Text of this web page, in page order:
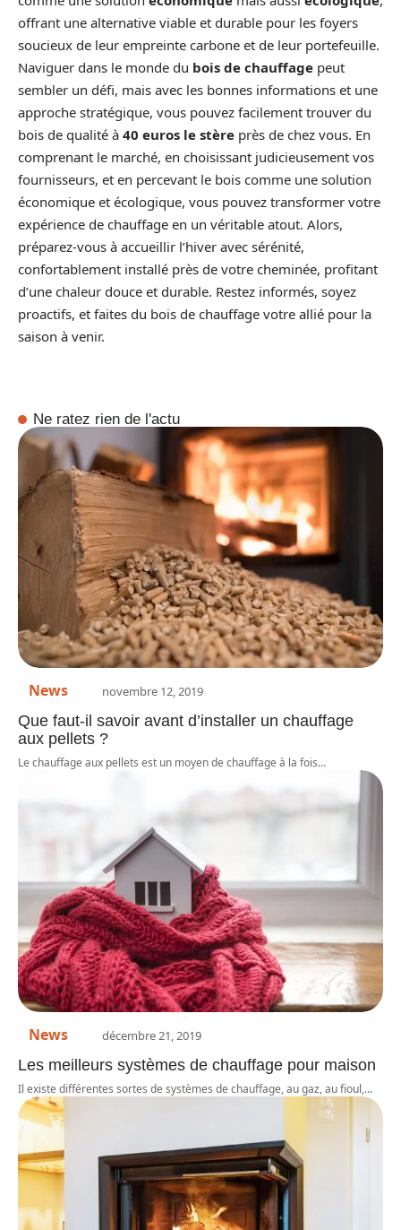
offrant une alternative viable et durable pour les foyers
soucieux de leur empreinte carbone et de leur portefeuille.
Naviguer dans le monde du bois de chauffage peut
sembler un défi, mais avec les bonnes informations et une
approche stratégique, vous pouvez facilement trouver du
bois de qualité à 40 euros le stère près de chez vous. En
comprenant le marché, en choisissant judicieusement vos
fournisseurs, et en percevant le bois comme une solution
économique et écologique, vous pouvez transformer votre
expérience de chauffage en un véritable atout. Alors,
préparez-vous à accueillir l’hiver avec sérénité,
confortablement installé près de votre cheminée, profitant
d’une chaleur douce et durable. Restez informés, soyez
proactifs, et faites du bois de chauffage votre allié pour la
saison à venir.
Ne ratez rien de l'actu
News novembre 12, 2019
Que faut-il savoir avant d’installer un chauffage
aux pellets ?
Le chauffage aux pellets est un moyen de chauffage à la fois…
News décembre 21, 2019
Les meilleurs systèmes de chauffage pour maison
Il existe différentes sortes de systèmes de chauffage, au gaz, au fioul,…